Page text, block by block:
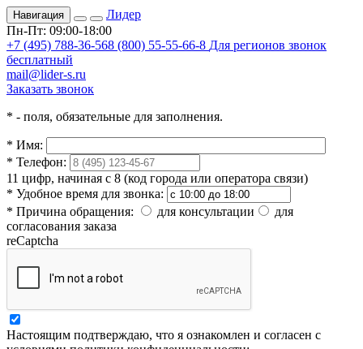
Навигация
Лидер
Пн-Пт: 09:00-18:00
+7 (495) 788-36-568 (800) 55-55-66-8 Для регионов звонок
бесплатный
mail@lider-s.ru
Заказать звонок
* - поля, обязательные для заполнения.
* Имя:
* Телефон:
11 цифр, начиная с 8 (код города или оператора связи)
* Удобное время для звонка:
* Причина обращения: для консультации
для
согласования заказа
reCaptcha
Настоящим подтверждаю, что я ознакомлен и согласен с